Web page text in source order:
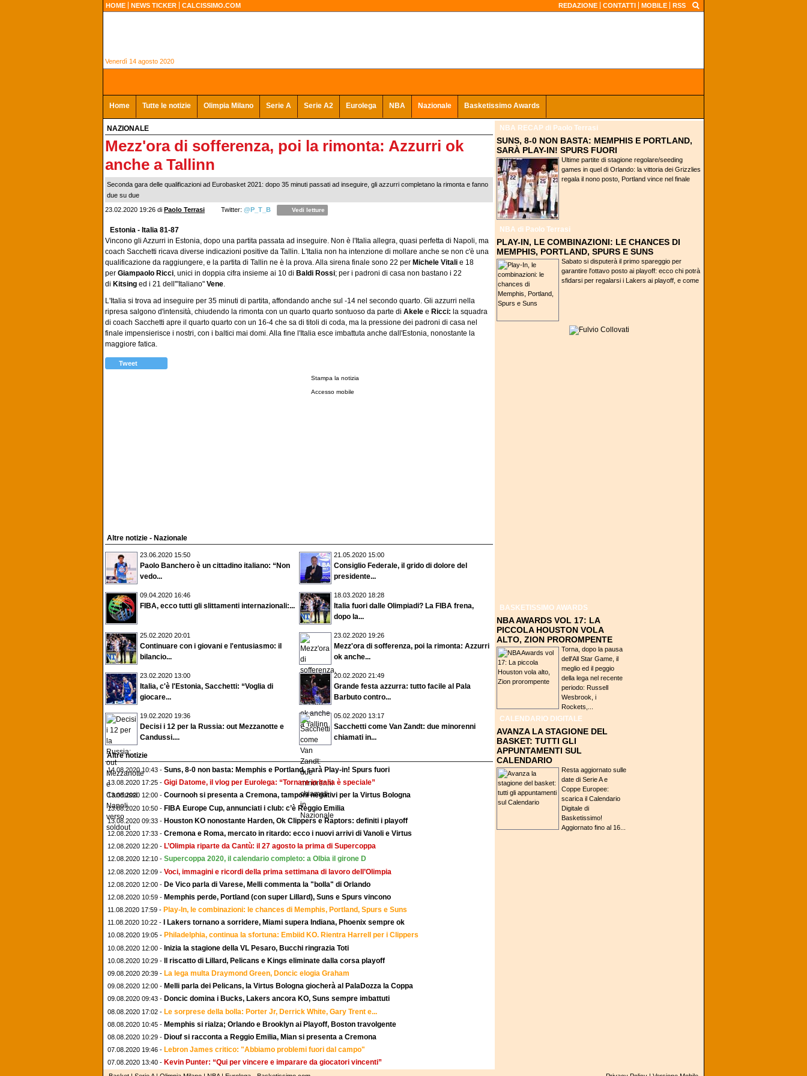
HOME NEWS TICKER CALCISSIMO.COM REDAZIONE CONTATTI MOBILE RSS
Venerdì 14 agosto 2020
Home Tutte le notizie Olimpia Milano Serie A Serie A2 Eurolega NBA Nazionale Basketissimo Awards
NAZIONALE
Mezz'ora di sofferenza, poi la rimonta: Azzurri ok
anche a Tallinn
Seconda gara delle qualificazioni ad Eurobasket 2021: dopo 35 minuti passati ad inseguire, gli azzurri completano la rimonta e fanno
due su due
23.02.2020 19:26 di Paolo Terrasi Twitter: @P_T_B Vedi letture
Estonia - Italia 81-87
Vincono gli Azzurri in Estonia, dopo una partita passata ad inseguire. Non è l'Italia allegra, quasi perfetta di Napoli, ma
coach Sacchetti ricava diverse indicazioni positive da Tallin. L'Italia non ha intenzione di mollare anche se non c'è una
qualificazione da raggiungere, e la partita di Tallin ne è la prova. Alla sirena finale sono 22 per Michele Vitali e 18
per Giampaolo Ricci, unici in doppia cifra insieme ai 10 di Baldi Rossi; per i padroni di casa non bastano i 22
di Kitsing ed i 21 dell'"Italiano" Vene.
L'Italia si trova ad inseguire per 35 minuti di partita, affondando anche sul -14 nel secondo quarto. Gli azzurri nella
ripresa salgono d'intensità, chiudendo la rimonta con un quarto quarto sontuoso da parte di Akele e Ricci: la squadra
di coach Sacchetti apre il quarto quarto con un 16-4 che sa di titoli di coda, ma la pressione dei padroni di casa nel
finale impensierisce i nostri, con i baltici mai domi. Alla fine l'Italia esce imbattuta anche dall'Estonia, nonostante la
maggiore fatica.
Tweet
Stampa la notizia
Accesso mobile
Altre notizie - Nazionale
23.06.2020 15:50
Paolo Banchero è un cittadino italiano: “Non
vedo...
21.05.2020 15:00
Consiglio Federale, il grido di dolore del
presidente...
09.04.2020 16:46
FIBA, ecco tutti gli slittamenti internazionali:...
18.03.2020 18:28
Italia fuori dalle Olimpiadi? La FIBA frena,
dopo la...
25.02.2020 20:01
Continuare con i giovani e l'entusiasmo: il
bilancio...
23.02.2020 19:26
Mezz'ora di sofferenza, poi la rimonta: Azzurri
ok anche...
23.02.2020 13:00
Italia, c'è l'Estonia, Sacchetti: “Voglia di
giocare...
20.02.2020 21:49
Grande festa azzurra: tutto facile al Pala
Barbuto contro...
19.02.2020 19:36
Decisi i 12 per la Russia: out Mezzanotte e
Candussi....
05.02.2020 13:17
Sacchetti come Van Zandt: due minorenni
chiamati in...
Altre notizie
14.08.2020 10:43 - Suns, 8-0 non basta: Memphis e Portland, sarà Play-in! Spurs fuori
13.08.2020 17:25 - Gigi Datome, il vlog per Eurolega: “Tornare in Italia è speciale”
13.08.2020 12:00 - Cournooh si presenta a Cremona, tamponi negativi per la Virtus Bologna
13.08.2020 10:50 - FIBA Europe Cup, annunciati i club: c’è Reggio Emilia
13.08.2020 09:33 - Houston KO nonostante Harden, Ok Clippers e Raptors: definiti i playoff
12.08.2020 17:33 - Cremona e Roma, mercato in ritardo: ecco i nuovi arrivi di Vanoli e Virtus
12.08.2020 12:20 - L’Olimpia riparte da Cantù: il 27 agosto la prima di Supercoppa
12.08.2020 12:10 - Supercoppa 2020, il calendario completo: a Olbia il girone D
12.08.2020 12:09 - Voci, immagini e ricordi della prima settimana di lavoro dell’Olimpia
12.08.2020 12:00 - De Vico parla di Varese, Melli commenta la "bolla" di Orlando
12.08.2020 10:59 - Memphis perde, Portland (con super Lillard), Suns e Spurs vincono
11.08.2020 17:59 - Play-In, le combinazioni: le chances di Memphis, Portland, Spurs e Suns
11.08.2020 10:22 - I Lakers tornano a sorridere, Miami supera Indiana, Phoenix sempre ok
10.08.2020 19:05 - Philadelphia, continua la sfortuna: Embiid KO. Rientra Harrell per i Clippers
10.08.2020 12:00 - Inizia la stagione della VL Pesaro, Bucchi ringrazia Toti
10.08.2020 10:29 - Il riscatto di Lillard, Pelicans e Kings eliminate dalla corsa playoff
09.08.2020 20:39 - La lega multa Draymond Green, Doncic elogia Graham
09.08.2020 12:00 - Melli parla dei Pelicans, la Virtus Bologna giocherà al PalaDozza la Coppa
09.08.2020 09:43 - Doncic domina i Bucks, Lakers ancora KO, Suns sempre imbattuti
08.08.2020 17:02 - Le sorprese della bolla: Porter Jr, Derrick White, Gary Trent e...
08.08.2020 10:45 - Memphis si rialza; Orlando e Brooklyn ai Playoff, Boston travolgente
08.08.2020 10:29 - Diouf si racconta a Reggio Emilia, Mian si presenta a Cremona
07.08.2020 19:46 - Lebron James critico: "Abbiamo problemi fuori dal campo"
07.08.2020 13:40 - Kevin Punter: “Qui per vincere e imparare da giocatori vincenti”
NBA RECAP di Paolo Terrasi
SUNS, 8-0 NON BASTA: MEMPHIS E PORTLAND,
SARÀ PLAY-IN! SPURS FUORI
Ultime partite di stagione regolare/seeding
games in quel di Orlando: la vittoria dei Grizzlies
regala il nono posto, Portland vince nel finale
NBA di Paolo Terrasi
PLAY-IN, LE COMBINAZIONI: LE CHANCES DI
MEMPHIS, PORTLAND, SPURS E SUNS
Sabato si disputerà il primo spareggio per
garantire l'ottavo posto ai playoff: ecco chi potrà
sfidarsi per regalarsi i Lakers ai playoff, e come
BASKETISSIMO AWARDS
NBA AWARDS VOL 17: LA
PICCOLA HOUSTON VOLA
ALTO, ZION PROROMPENTE
Torna, dopo la pausa
dell'All Star Game, il
meglio ed il peggio
della lega nel recente
periodo: Russell
Wesbrook, i
Rockets,...
CALENDARIO DIGITALE
AVANZA LA STAGIONE DEL
BASKET: TUTTI GLI
APPUNTAMENTI SUL
CALENDARIO
Resta aggiornato sulle
date di Serie A e
Coppe Europee:
scarica il Calendario
Digitale di
Basketissimo!
Aggiornato fino al 16...